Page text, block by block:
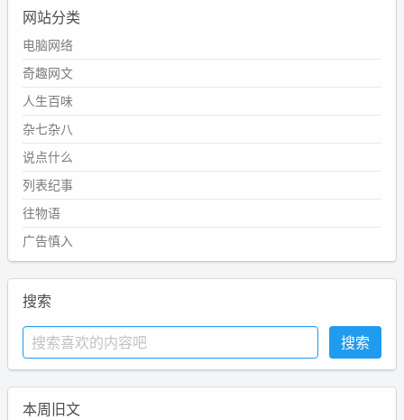
网站分类
电脑网络
奇趣网文
人生百味
杂七杂八
说点什么
列表纪事
往物语
广告慎入
搜索
本周旧文